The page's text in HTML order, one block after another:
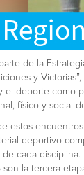
de la
y
el deporte como
físico y social
estos
deportivo
cada
son la tercera